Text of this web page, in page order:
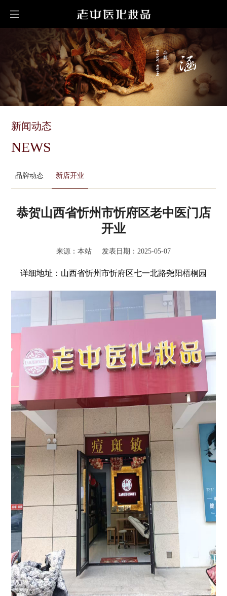
新闻动态
NEWS
品牌动态 新店开业
恭贺山西省忻州市忻府区老中医门店
开业
来源：本站 发表日期：2025-05-07
详细地址：山西省忻州市忻府区七一北路尧阳梧桐园